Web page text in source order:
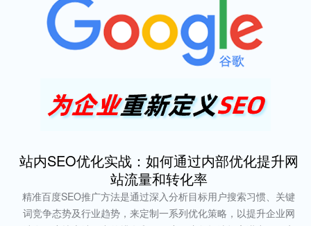
站内SEO优化实战：如何通过内部优化提升网
站流量和转化率
精准百度SEO推广方法是通过深入分析目标用户搜索习惯、关键
词竞争态势及行业趋势，来定制一系列优化策略，以提升企业网